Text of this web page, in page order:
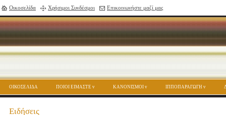
Οικοσελίδα Χρήσιμοι Συνδέσμοι Επικοινωνήστε μαζί μας
ΟΙΚΟΣΕΛΙΔΑ ΠΟΙΟΙ ΕΙΜΑΣΤΕ ΚΑΝΟΝΙΣΜΟΙ ΙΠΠΟΠΑΡΑΓΩΓΗ
Ειδήσεις